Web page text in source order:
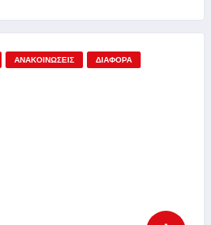
ΑΝΑΚΟΙΝΏΣΕΙΣ ΔΙΆΦΟΡΑ